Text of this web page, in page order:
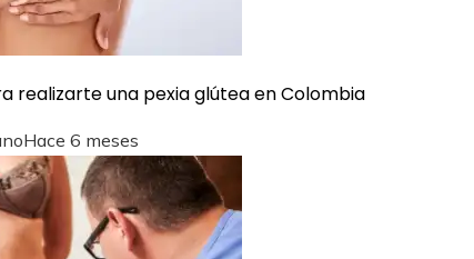
realizarte una pexia glútea en Colombia
Hace 6 meses